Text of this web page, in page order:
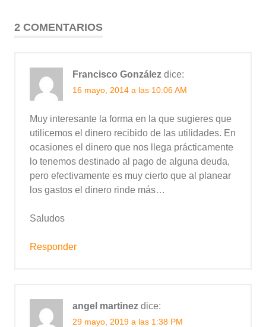
2 COMENTARIOS
Francisco González dice:
16 mayo, 2014 a las 10:06 AM
Muy interesante la forma en la que sugieres que
utilicemos el dinero recibido de las utilidades. En
ocasiones el dinero que nos llega prácticamente
lo tenemos destinado al pago de alguna deuda,
pero efectivamente es muy cierto que al planear
los gastos el dinero rinde más…
Saludos
Responder
angel martinez dice:
29 mayo, 2019 a las 1:38 PM